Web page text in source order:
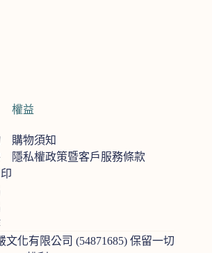
權益
購物須知
隱私權政策暨客戶服務條款
文化有限公司 (54871685) 保留一切